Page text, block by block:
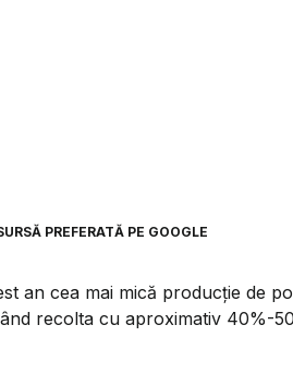
PREFERATĂ PE GOOGLE
an cea mai mică producţie de
recolta cu aproximativ 40%-